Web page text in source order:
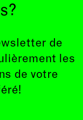
de
les
de votre